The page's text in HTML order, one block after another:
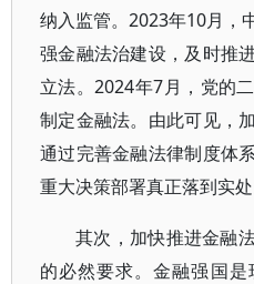
纳入监管。2023年10月，
强金融法治建设，及时推
立法。2024年7月，党的
制定金融法。由此可见，
通过完善金融法律制度体
重大决策部署真正落到实处
其次，加快推进金融
的必然要求。金融强国